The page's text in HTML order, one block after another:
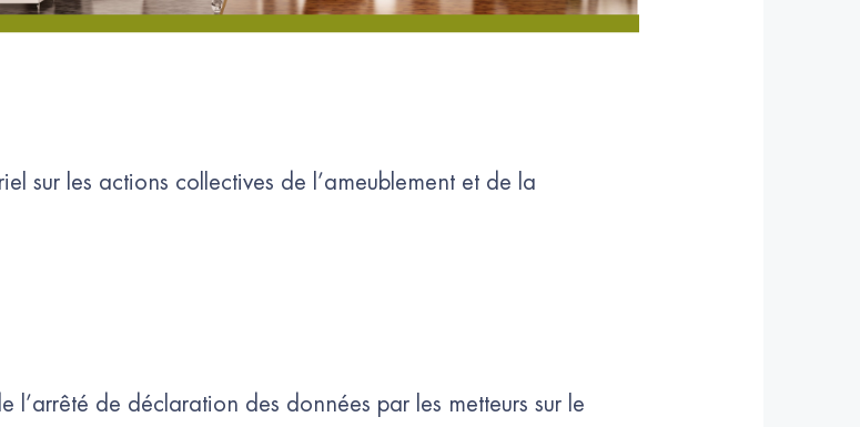
sur les actions collectives de l’ameublement et de la
l’arrêté de déclaration des données par les metteurs sur le